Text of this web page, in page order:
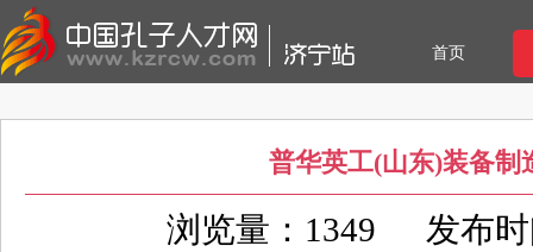
首页
普华英工(山东)装备制
浏览量：1349 发布